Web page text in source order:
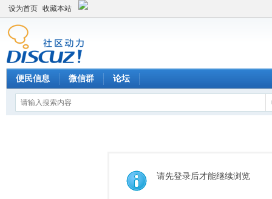
设为首页 收藏本站
便民信息 微信群 论坛
请先登录后才能继续浏览